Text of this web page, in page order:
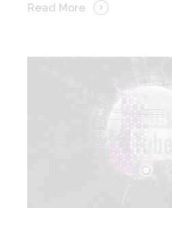
Read More